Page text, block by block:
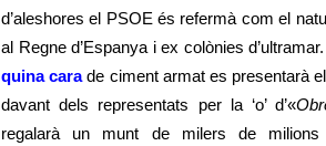
d’aleshores el PSOE és refermà com el
al Regne d’Espanya i ex colònies
quina carade ciment armat es presentarà
davant dels representats per la ‘o’ d’«
regalarà un munt de milers de milions